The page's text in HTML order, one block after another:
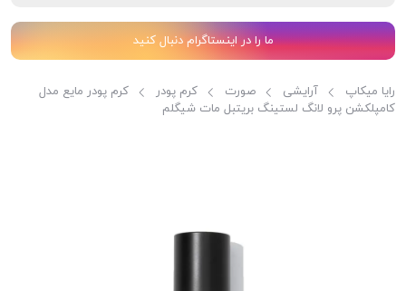
ما را در اینستاگرام دنبال کنید
رایا میکاپ آرایشی صورت کرم پودر
کرم پودر مایع مدل
کامپلکشن پرو لانگ لستینگ بریتبل مات شیگلم